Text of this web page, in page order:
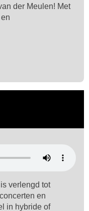
der Meulen! Met
verlengd tot
en
in hybride of